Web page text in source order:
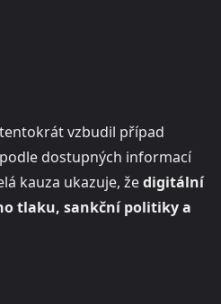
vzbudil případ
dostupných informací
kauza ukazuje, žedigitální
tlaku, sankční politiky a